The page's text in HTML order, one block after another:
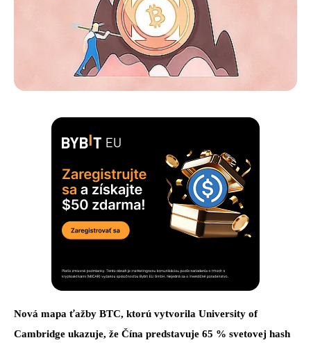
Nová mapa ťažby BTC, ktorú vytvorila University of
Cambridge ukazuje, že Čína predstavuje 65 % svetovej hash